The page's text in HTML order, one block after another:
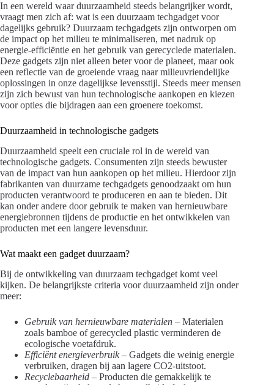
In een wereld waar duurzaamheid steeds belangrijker wordt,
vraagt men zich af: wat is een duurzaam techgadget voor
dagelijks gebruik? Duurzaam techgadgets zijn ontworpen om
de impact op het milieu te minimaliseren, met nadruk op
energie-efficiëntie en het gebruik van gerecyclede materialen.
Deze gadgets zijn niet alleen beter voor de planeet, maar ook
een reflectie van de groeiende vraag naar milieuvriendelijke
oplossingen in onze dagelijkse levensstijl. Steeds meer mensen
zijn zich bewust van hun technologische aankopen en kiezen
voor opties die bijdragen aan een groenere toekomst.
Duurzaamheid in technologische gadgets
Duurzaamheid speelt een cruciale rol in de wereld van
technologische gadgets. Consumenten zijn steeds bewuster
van de impact van hun aankopen op het milieu. Hierdoor zijn
fabrikanten van duurzame techgadgets genoodzaakt om hun
producten verantwoord te produceren en aan te bieden. Dit
kan onder andere door gebruik te maken van hernieuwbare
energiebronnen tijdens de productie en het ontwikkelen van
producten met een langere levensduur.
Wat maakt een gadget duurzaam?
Bij de ontwikkeling van duurzaam techgadget komt veel
kijken. De belangrijkste criteria voor duurzaamheid zijn onder
meer:
Gebruik van hernieuwbare materialen – Materialen
zoals bamboe of gerecycled plastic verminderen de
ecologische voetafdruk.
Efficiënt energieverbruik– Gadgets die weinig energie
verbruiken, dragen bij aan lagere CO2-uitstoot.
Recyclebaarheid – Producten die gemakkelijk te